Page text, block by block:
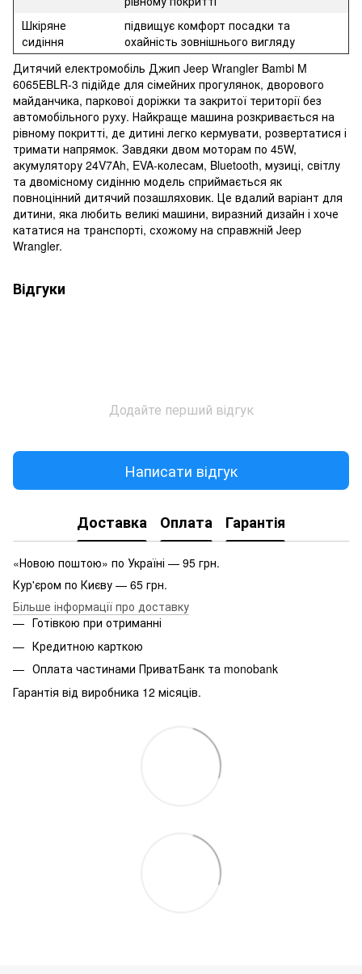
Шкіряне
сидіння
підвищує комфорт посадки та
охайність зовнішнього вигляду
Дитячий електромобіль Джип Jeep Wrangler Bambi M
6065EBLR-3 підійде для сімейних прогулянок, дворового
майданчика, паркової доріжки та закритої території без
автомобільного руху. Найкраще машина розкривається на
рівному покритті, де дитині легко кермувати, розвертатися і
тримати напрямок. Завдяки двом моторам по 45W,
акумулятору 24V7Ah, EVA-колесам, Bluetooth, музиці, світлу
та двомісному сидінню модель сприймається як
повноцінний дитячий позашляховик. Це вдалий варіант для
дитини, яка любить великі машини, виразний дизайн і хоче
кататися на транспорті, схожому на справжній Jeep
Wrangler.
Відгуки
Додайте перший відгук
Написати відгук
Доставка Оплата Гарантія
«Новою поштою» по Україні — 95 грн.
Кур'єром по Києву — 65 грн.
Більше інформації про доставку
Готівкою при отриманні
Кредитною карткою
Оплата частинами ПриватБанк та monobank
Гарантія від виробника 12 місяців.